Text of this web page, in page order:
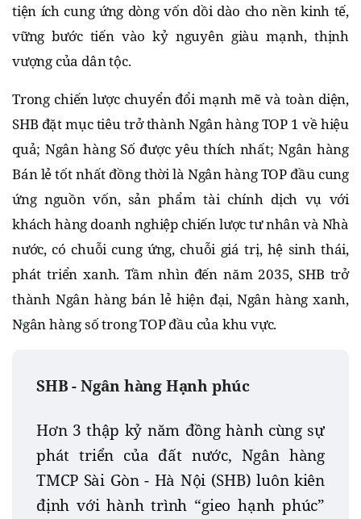
tiện ích cung ứng dòng vốn dồi dào cho nền kinh tế,
vững bước tiến vào kỷ nguyên giàu mạnh, thịnh
vượng của dân tộc.
Trong chiến lược chuyển đổi mạnh mẽ và toàn diện,
SHB đặt mục tiêu trở thành Ngân hàng TOP 1 về hiệu
quả; Ngân hàng Số được yêu thích nhất; Ngân hàng
Bán lẻ tốt nhất đồng thời là Ngân hàng TOP đầu cung
ứng nguồn vốn, sản phẩm tài chính dịch vụ với
khách hàng doanh nghiệp chiến lược tư nhân và Nhà
nước, có chuỗi cung ứng, chuỗi giá trị, hệ sinh thái,
phát triển xanh. Tầm nhìn đến năm 2035, SHB trở
thành Ngân hàng bán lẻ hiện đại, Ngân hàng xanh,
Ngân hàng số trong TOP đầu của khu vực.
SHB - Ngân hàng Hạnh phúc
Hơn 3 thập kỷ năm đồng hành cùng sự
phát triển của đất nước, Ngân hàng
TMCP Sài Gòn - Hà Nội (SHB) luôn kiên
định với hành trình “gieo hạnh phúc”